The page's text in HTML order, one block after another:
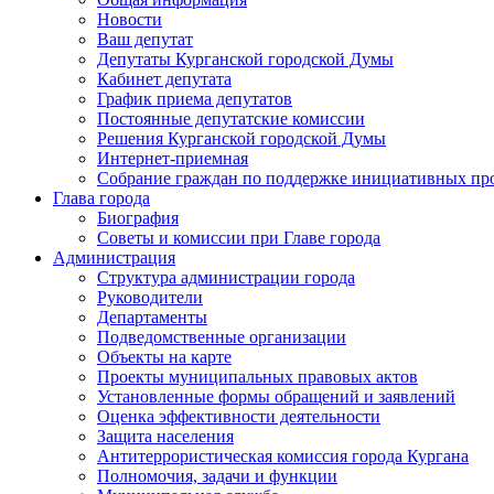
Новости
Ваш депутат
Депутаты Курганской городской Думы
Кабинет депутата
График приема депутатов
Постоянные депутатские комиссии
Решения Курганской городской Думы
Интернет-приемная
Собрание граждан по поддержке инициативных
Глава города
Биография
Советы и комиссии при Главе города
Администрация
Структура администрации города
Руководители
Департаменты
Подведомственные организации
Объекты на карте
Проекты муниципальных правовых актов
Установленные формы обращений и заявлений
Оценка эффективности деятельности
Защита населения
Антитеррористическая комиссия города Кургана
Полномочия, задачи и функции